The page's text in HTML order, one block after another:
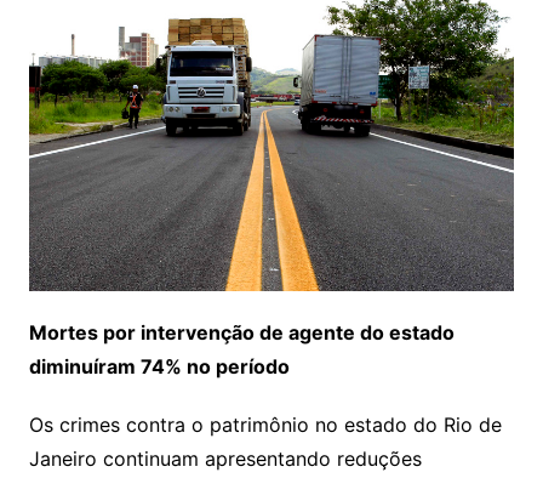
Mortes por intervenção de agente do estado
diminuíram 74% no período
Os crimes contra o patrimônio no estado do Rio de
Janeiro continuam apresentando reduções